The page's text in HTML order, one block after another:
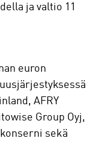
ja valtio 11
euron
AFRY
Group Oyj,
sekä